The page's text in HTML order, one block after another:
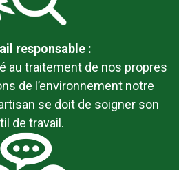
responsable :
au traitement de nos propres
de l’environnement notre
se doit de soigner son
de travail.